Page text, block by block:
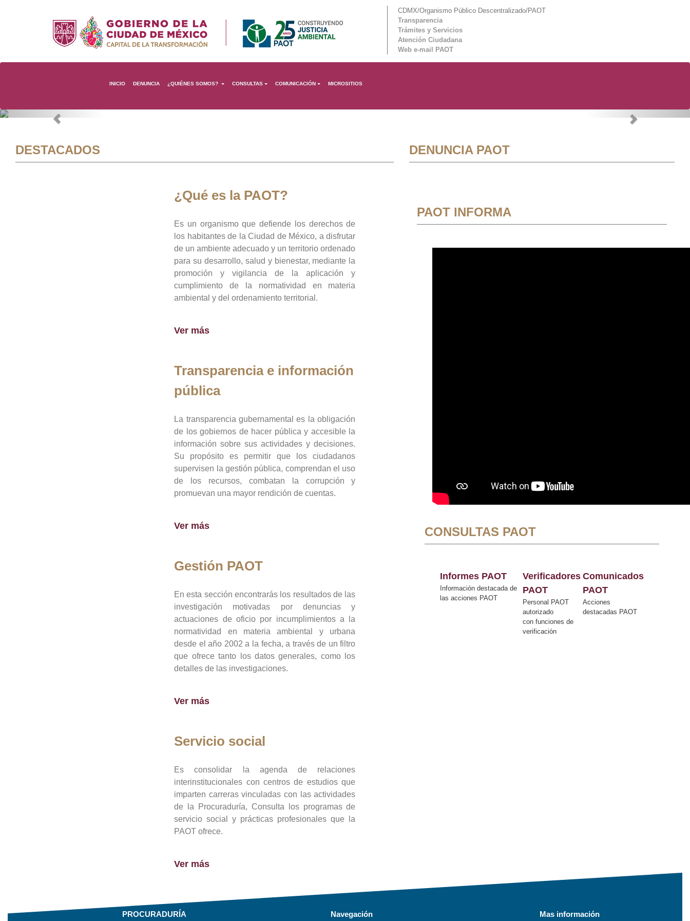
CDMX/Organismo Público Descentralizado/PAOT
Transparencia
Trámites y Servicios
Atención Ciudadana
Web e-mail PAOT
INICIO DENUNCIA ¿QUIÉNES SOMOS? CONSULTAS COMUNICACIÓN MICROSITIOS
Previous Next
DESTACADOS
¿Qué es la PAOT?
Es un organismo que defiende los derechos de
los habitantes de la Ciudad de México, a disfrutar
de un ambiente adecuado y un territorio ordenado
para su desarrollo, salud y bienestar, mediante la
promoción y vigilancia de la aplicación y
cumplimiento de la normatividad en materia
ambiental y del ordenamiento territorial.
Ver más
Transparencia e información
pública
La transparencia gubernamental es la obligación
de los gobiernos de hacer pública y accesible la
información sobre sus actividades y decisiones.
Su propósito es permitir que los ciudadanos
supervisen la gestión pública, comprendan el uso
de los recursos, combatan la corrupción y
promuevan una mayor rendición de cuentas.
Ver más
Gestión PAOT
En esta sección encontrarás los resultados de las
investigación motivadas por denuncias y
actuaciones de oficio por incumplimientos a la
normatividad en materia ambiental y urbana
desde el año 2002 a la fecha, a través de un filtro
que ofrece tanto los datos generales, como los
detalles de las investigaciones.
Ver más
Servicio social
Es consolidar la agenda de relaciones
interinstitucionales con centros de estudios que
imparten carreras vinculadas con las actividades
de la Procuraduría, Consulta los programas de
servicio social y prácticas profesionales que la
PAOT ofrece.
Ver más
DENUNCIA PAOT
PAOT INFORMA
CONSULTAS PAOT
Informes PAOT
Información destacada de
las acciones PAOT
Verificadores
PAOT
Personal PAOT
autorizado
con funciones de
verificación
Comunicados
PAOT
Acciones
destacadas PAOT
PROCURADURÍA Navegación Mas información